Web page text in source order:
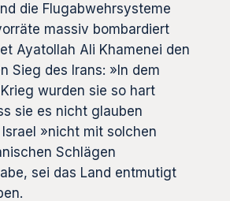
die Flugabwehrsysteme
massiv bombardiert
Ayatollah Ali Khamenei den
Sieg des Irans: »In dem
wurden sie so hart
sie es nicht glauben
»nicht mit solchen
Schlägen
sei das Land entmutigt